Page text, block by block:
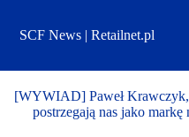
treściSCF News | Retailnet.pl
[WYWIAD] Paweł
postrzegają nas jako markę